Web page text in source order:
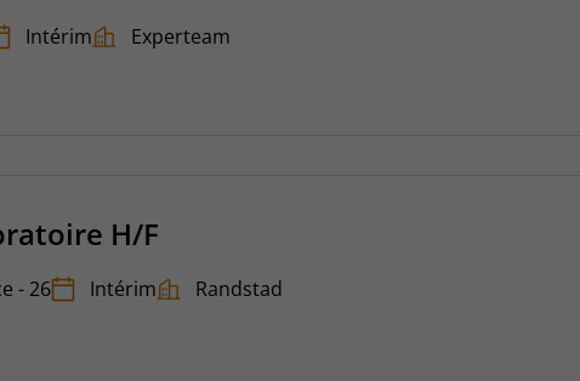
Intérim
Experteam
H/F
- 26 Intérim
Randstad